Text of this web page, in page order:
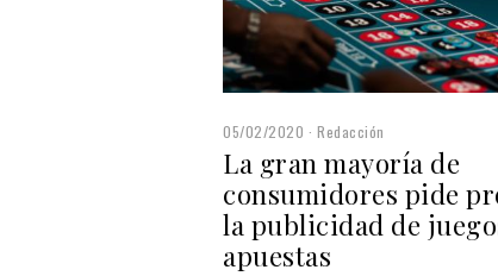
05/02/2020 Redacción
La gran mayoría de
consumidores pide
la publicidad de
apuestas